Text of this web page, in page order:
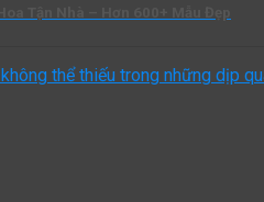
thể thiếu trong những dịp